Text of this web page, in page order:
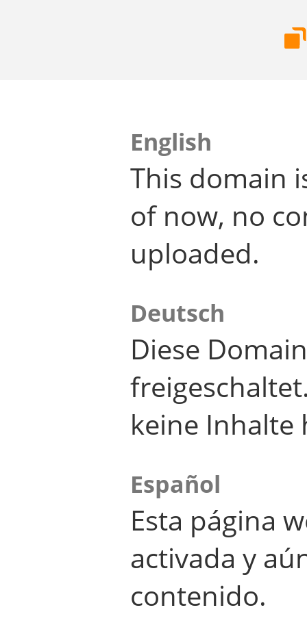
English
This domain
of now, no
uploaded.
Deutsch
Diese
keine Inhalte
Español
Esta página
activada y
contenido.